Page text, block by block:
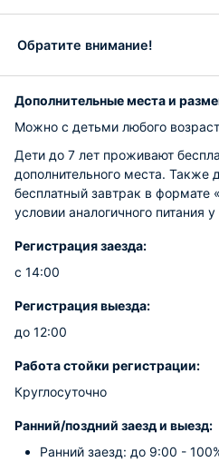
Обратите внимание!
Дополнительные места и
Можно с детьми любого
Дети до 7 лет проживают
дополнительного места. Также
бесплатный завтрак в формате
условии аналогичного питания
Регистрация заезда:
с 14:00
Регистрация выезда:
до 12:00
Работа стойки регистрации:
Круглосуточно
Ранний/поздний заезд и выезд:
Ранний заезд: до 9:00 -